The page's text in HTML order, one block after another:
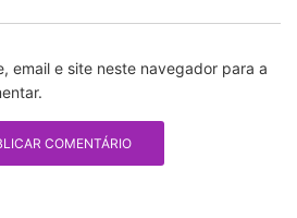
email e site neste navegador para a